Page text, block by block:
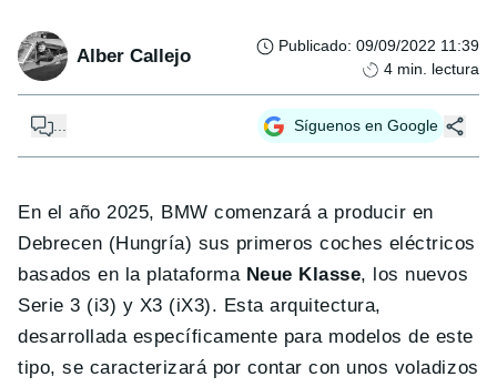
Alber Callejo Publicado: 09/09/2022 11:39
4 min. lectura
Síguenos en Google
En el año 2025, BMW comenzará a producir en
Debrecen (Hungría) sus primeros coches eléctricos
basados en la plataforma Neue Klasse, los nuevos
Serie 3 (i3) y X3 (iX3). Esta arquitectura,
desarrollada específicamente para modelos de este
tipo, se caracterizará por contar con unos voladizos